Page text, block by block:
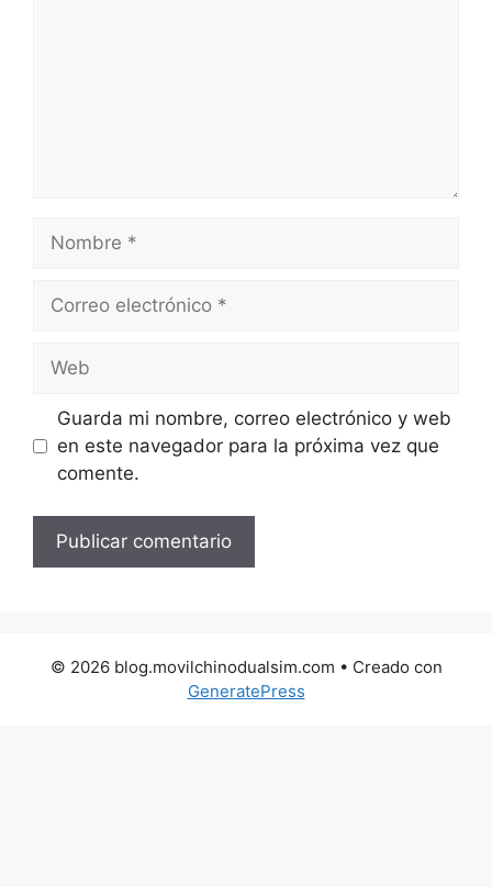
Nombre
Correo
Web
Guarda mi nombre, correo electrónico y web
en este navegador para la próxima vez que
comente.
© 2026 blog.movilchinodualsim.com • Creado con
GeneratePress